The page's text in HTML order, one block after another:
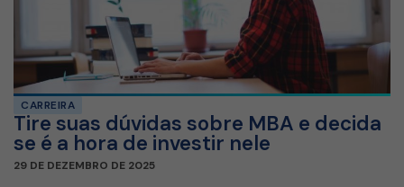
CARREIRA
Tire suas dúvidas sobre MBA e decida
se é a hora de investir nele
29 DE DEZEMBRO DE 2025